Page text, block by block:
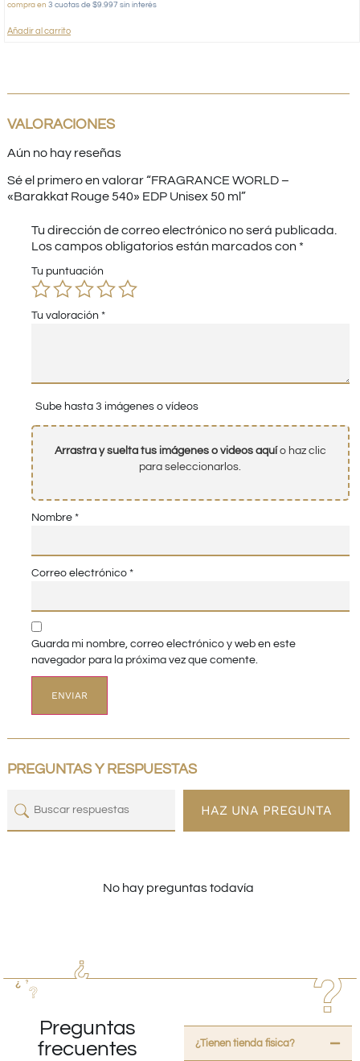
compra en 3 cuotas de $9.997 sin interés
Añadir al carrito
VALORACIONES
Aún no hay reseñas
Sé el primero en valorar “FRAGRANCE WORLD –
«Barakkat Rouge 540» EDP Unisex 50 ml”
Tu dirección de correo electrónico no será publicada.
Los campos obligatorios están marcados con *
Tu puntuación
Tu valoración *
Sube hasta 3 imágenes o vídeos
Arrastra y suelta tus imágenes o videos aquío haz clic
para seleccionarlos.
Nombre *
Correo electrónico *
Guarda mi nombre, correo electrónico y web en este
navegador para la próxima vez que comente.
PREGUNTAS Y RESPUESTAS
HAZ UNA PREGUNTA
No hay preguntas todavía
Preguntas
frecuentes
¿Tienen tienda fisica?